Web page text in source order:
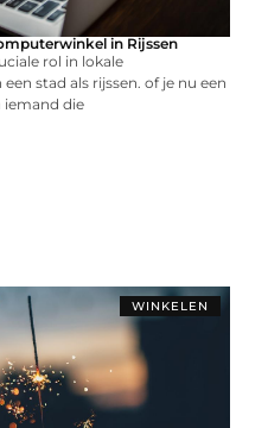
in Rijssen
rol in lokale
stad als rijssen. of je nu een
die
WINKELEN